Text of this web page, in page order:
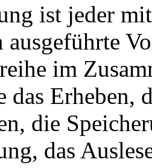
ist jeder
ausgeführte
im
das Erheben,
die
das